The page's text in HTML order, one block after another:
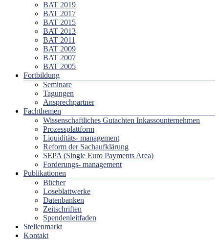
BAT 2019
BAT 2017
BAT 2015
BAT 2013
BAT 2011
BAT 2009
BAT 2007
BAT 2005
Fortbildung
Seminare
Tagungen
Ansprechpartner
Fachthemen
Wissenschaftliches Gutachten Inkassounternehmen
Prozessplattform
Liquiditäts- management
Reform der Sachaufklärung
SEPA (Single Euro Payments Area)
Forderungs- management
Publikationen
Bücher
Loseblattwerke
Datenbanken
Zeitschriften
Spendenleitfaden
Stellenmarkt
Kontakt